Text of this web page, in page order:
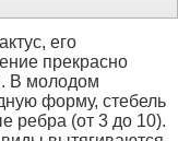
его
прекрасно
В молодом
форму, стебель
ребра (от 3 до 10).